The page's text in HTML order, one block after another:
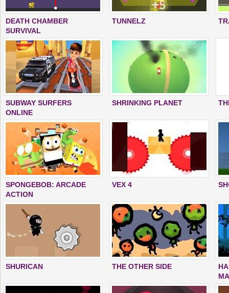
DEATH CHAMBER
SURVIVAL
TUNNELZ
SUBWAY SURFERS
ONLINE
SHRINKING PLANET
SPONGEBOB: ARCADE
ACTION
VEX 4
SHURICAN THE OTHER SIDE